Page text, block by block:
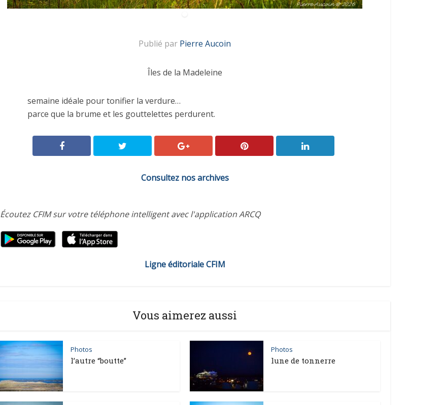
Publié par Pierre Aucoin
Îles de la Madeleine
semaine idéale pour tonifier la verdure…
parce que la brume et les gouttelettes perdurent.
Consultez nos archives
Écoutez CFIM sur votre téléphone intelligent avec l'application ARCQ
Ligne éditoriale CFIM
Vous aimerez aussi
Photos
l’autre “boutte”
Photos
lune de tonnerre